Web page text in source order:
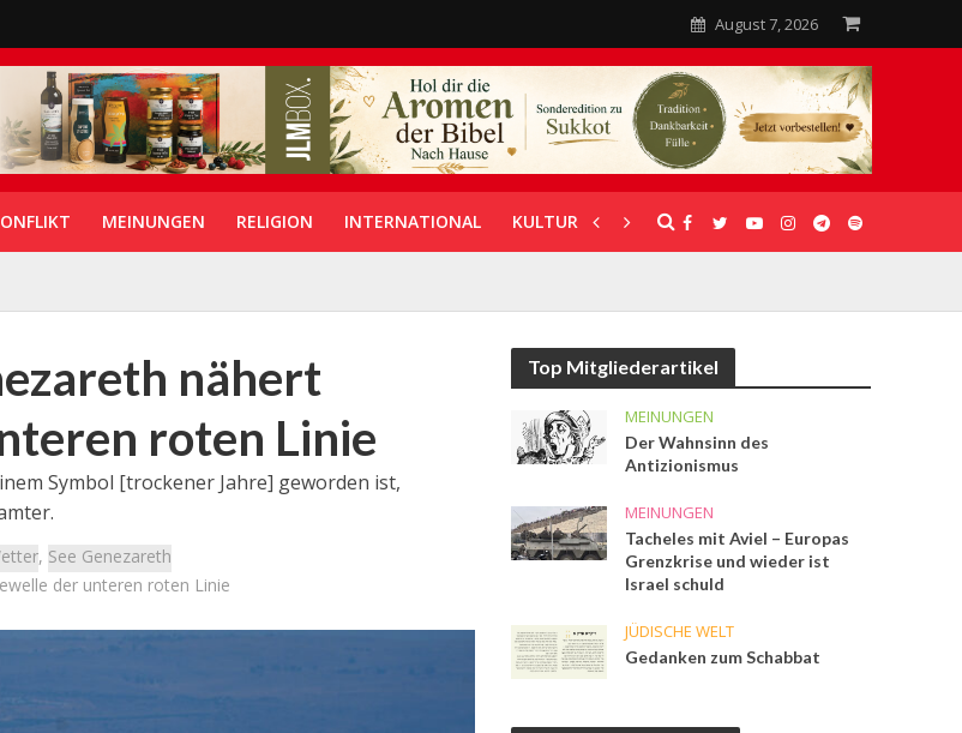
August 7, 2026
MEINUNGEN RELIGION INTERNATIONAL KULTUR UNTERSTÜTZUNG
nähert
roten Linie
Symbol [trockener Jahre] geworden ist,
, See Genezareth
der unteren roten Linie
Top Mitgliederartikel
MEINUNGEN
Der Wahnsinn des
Antizionismus
MEINUNGEN
Tacheles mit Aviel – Europas
Grenzkrise und wieder ist
Israel schuld
JÜDISCHE WELT
Gedanken zum Schabbat